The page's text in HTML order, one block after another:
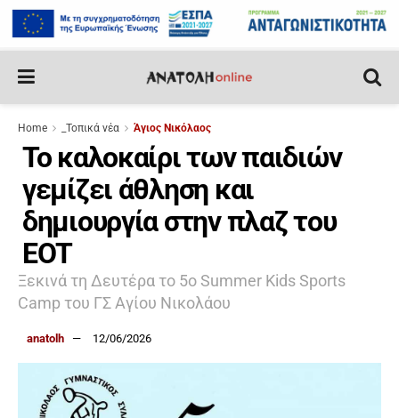
Home _Τοπικά νέα Άγιος Νικόλαος
Το καλοκαίρι των παιδιών
γεμίζει άθληση και
δημιουργία στην πλαζ του
ΕΟΤ
Ξεκινά τη Δευτέρα το 5ο Summer Kids Sports
Camp του ΓΣ Αγίου Νικολάου
anatolh 12/06/2026